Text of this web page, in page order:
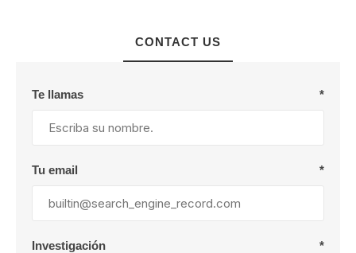
CONTACT US
Te llamas *
Tu email *
Investigación *